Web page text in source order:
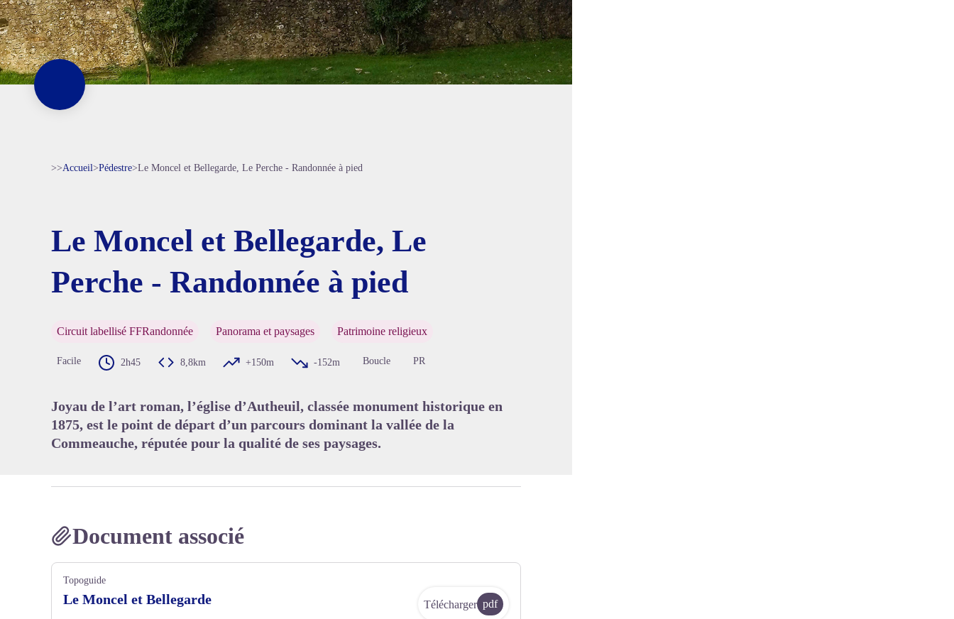
Voir l'image en plein écran
>>Accueil>Pédestre>Le Moncel et Bellegarde, Le Perche - Randonnée à pied
Le Moncel et Bellegarde, Le
Perche - Randonnée à pied
Circuit labellisé FFRandonnée Panorama et paysages Patrimoine religieux
Facile 2h45 8,8km +150m -152m Boucle PR
Joyau de l’art roman, l’église d’Autheuil, classée monument historique en
1875, est le point de départ d’un parcours dominant la vallée de la
Commeauche, réputée pour la qualité de ses paysages.
Document associé
Topoguide
Le Moncel et Bellegarde Télécharger pdf